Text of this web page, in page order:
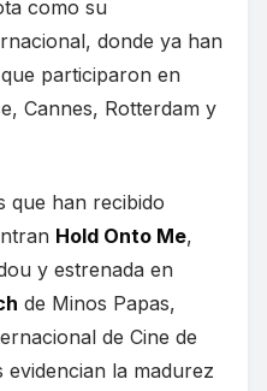
como su
donde ya han
participaron en
Cannes, Rotterdam y
que han recibido
Hold Onto Me,
y estrenada en
de Minos Papas,
de Cine de
la madurez